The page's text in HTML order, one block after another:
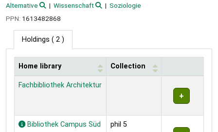
Alternative
Wissenschaft
Soziologie
PPN: 1613482868
Holdings ( 2 )
Holdings
Home library Collection
Fachbibliothek Architektur
Bibliothek Campus Süd phil 5